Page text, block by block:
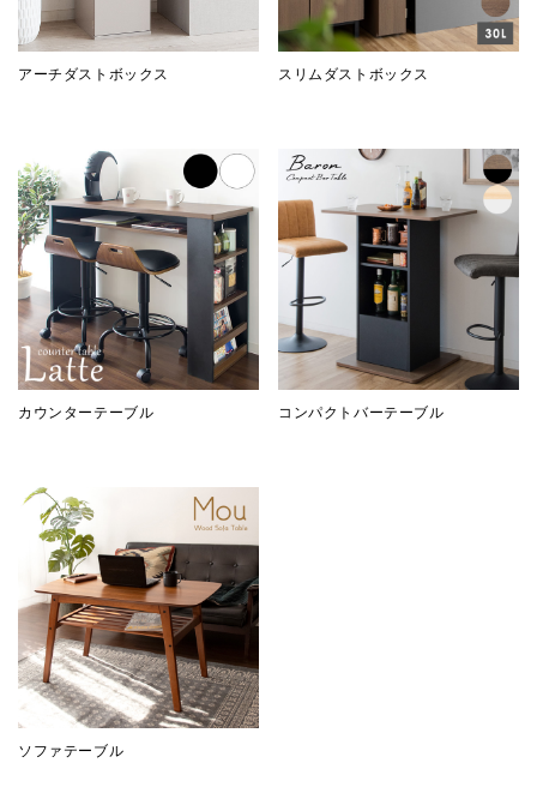
アーチダストボックス スリムダストボックス
カウンターテーブル コンパクトバーテーブル
ソファテーブル